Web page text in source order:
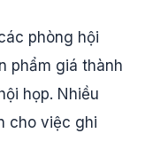
phòng hội
phẩm giá thành
họp. Nhiều
cho việc ghi